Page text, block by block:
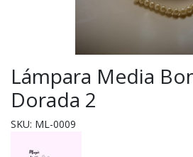
Lámpara Media
Dorada 2
SKU: ML-0009